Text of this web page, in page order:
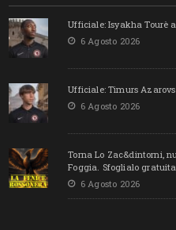
Ufficiale: Isyakha Tourè
6 Agosto 2026
Ufficiale: Timurs
6 Agosto 2026
Torna Lo Zac&dintorni,
Foggia. Sfoglialo
6 Agosto 2026